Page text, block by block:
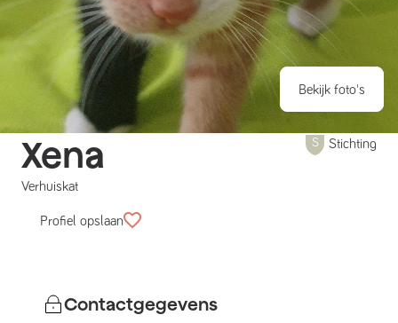
Bekijk foto's
Xena
Verhuiskat
Stichting
Profiel opslaan
Contactgegevens